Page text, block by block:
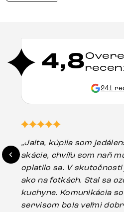
4,8
241
„Jalta, kúpila som
akácie, chvíľu som naň
oplatilo sa. V
ako na fotkách. Stal sa
kuchyne. Komunikácia
servisom bola veľmi